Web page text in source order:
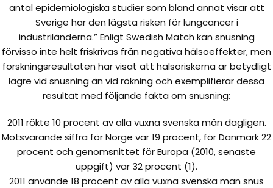
antal epidemiologiska studier som bland annat visar att
Sverige har den lägsta risken för lungcancer i
industriländerna.” Enligt Swedish Match kan snusning
förvisso inte helt friskrivas från negativa hälsoeffekter, men
forskningsresultaten har visat att hälsoriskerna är betydligt
lägre vid snusning än vid rökning och exemplifierar dessa
resultat med följande fakta om snusning:
2011 rökte 10 procent av alla vuxna svenska män dagligen.
Motsvarande siffra för Norge var 19 procent, för Danmark 22
procent och genomsnittet för Europa (2010, senaste
uppgift) var 32 procent (1).
2011 använde 18 procent av alla vuxna svenska män snus